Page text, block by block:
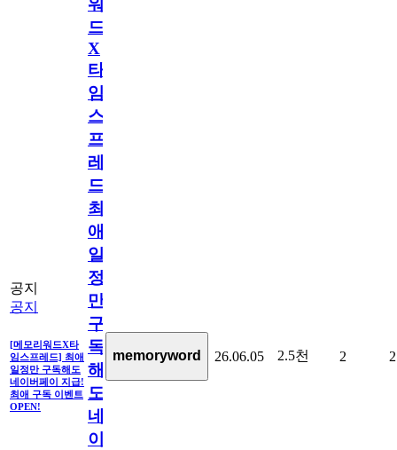
공지
공지
[메모리워드X타
임스프레드] 최애
일정만 구독해도
네이버페이 지급!
최애 구독 이벤트
OPEN!
워
드
X
타
임
스
프
레
드]
최
애
일
정
만
구
독
해
도
네
이
memoryword 26.06.05 2.5천 2 2